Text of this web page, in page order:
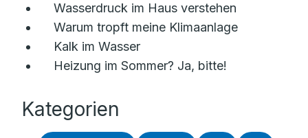
Wasserdruck im Haus verstehen
Warum tropft meine Klimaanlage
Kalk im Wasser
Heizung im Sommer? Ja, bitte!
Kategorien